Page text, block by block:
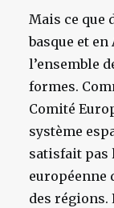
Mais ce que
basque et
l’ensemble
formes.
Comité
système
satisfait pas
européenne
des régions.